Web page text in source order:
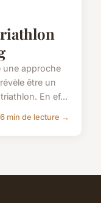
une approche
être un
En ef...
6 min de lecture →